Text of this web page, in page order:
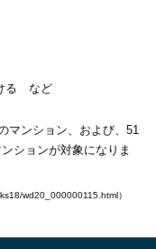
る など
マンション、および、51
ションが対象になりま
wd20_000000115.html）